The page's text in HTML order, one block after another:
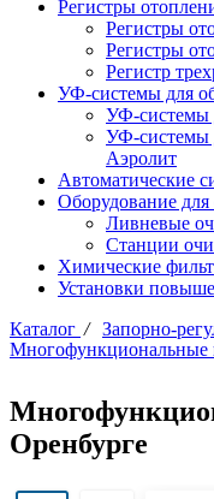
Регистры
Регистры
Регистры
Регистр
УФ-системы для
УФ-системы
УФ-системы
Аэролит
Автоматические
Оборудование
Ливневые
Станции
Химические
Установки
Каталог / Запорно-
Многофункциональные
Оренбурге